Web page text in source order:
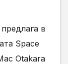
в
Space
Otakara